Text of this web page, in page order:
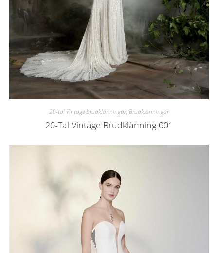
20-tal Vintage brudklänningar, Brudklänningar
20-Tal Vintage Brudklänning 001